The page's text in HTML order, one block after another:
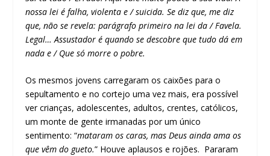
nossa lei é falha, violenta e / suicida. Se diz que, me diz
que, não se revela: parágrafo primeiro na lei da / Favela.
Legal… Assustador é quando se descobre que tudo dá em
nada e / Que só morre o pobre.
Os mesmos jovens carregaram os caixões para o
sepultamento e no cortejo uma vez mais, era possível
ver crianças, adolescentes, adultos, crentes, católicos,
um monte de gente irmanadas por um único
sentimento: “mataram os caras, mas Deus ainda ama os
que vêm do gueto.” Houve aplausos e rojões. Pararam